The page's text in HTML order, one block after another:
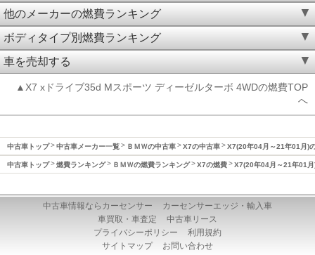
他のメーカーの燃費ランキング
ボディタイプ別燃費ランキング
車を売却する
▲X7 xドライブ35d Mスポーツ ディーゼルターボ 4WDの燃費TOP
へ
中古車トップ 中古車メーカー一覧 ＢＭＷの中古車 X7の中古車 X7(20年04月～21年01月)
中古車トップ 燃費ランキング ＢＭＷの燃費ランキング X7の燃費 X7(20年04月～21年01月
中古車情報ならカーセンサー
カーセンサーエッジ・輸入車
車買取・車査定
中古車リース
プライバシーポリシー
利用規約
サイトマップ
お問い合わせ